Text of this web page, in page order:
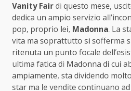
Vanity Fairdi questo mese,
dedica un ampio servizio
pop, proprio lei, Madonna. La
vita ma soprattutto si sofferma
ritenuta un punto focale
ultima fatica di Madonna di cui
ampiamente, sta dividendo
star ma le vendite continuano